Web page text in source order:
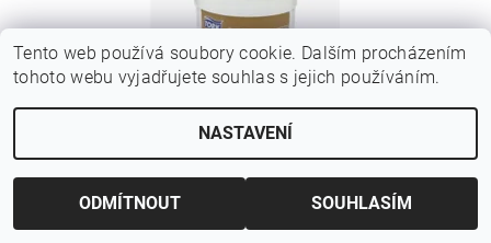
58X4 ÚTRŽKŮ, 190594
1 996,50 Kč
Tento web používá soubory cookie. Dalším procházením
tohoto webu vyjadřujete souhlas s jejich používáním.
NASTAVENÍ
ODMÍTNOUT SOUHLASÍM